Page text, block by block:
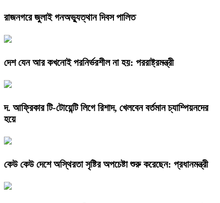
রাজনগরে জুলাই গনঅভ্যুত্থান দিবস পালিত
দেশ যেন আর কখনোই পরনির্ভরশীল না হয়: পররাষ্ট্রমন্ত্রী
দ. আফ্রিকার টি-টোয়েন্টি লিগে রিশাদ, খেলবেন বর্তমান চ্যাম্পিয়নদের
হয়ে
কেউ কেউ দেশে অস্থিরতা সৃষ্টির অপচেষ্টা শুরু করেছেন: প্রধানমন্ত্রী